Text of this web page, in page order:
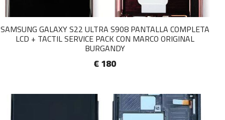
SAMSUNG GALAXY S22 ULTRA S908 PANTALLA COMPLETA
LCD + TACTIL SERVICE PACK CON MARCO ORIGINAL
BURGANDY
€ 180